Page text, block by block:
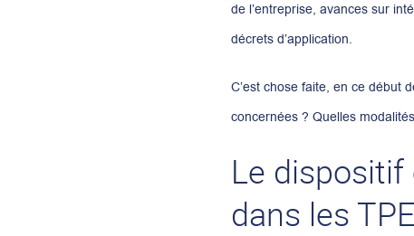
de l’entreprise, avances sur
décrets d’application.
C’est chose faite, en ce début
concernées ? Quelles
Le
dans les